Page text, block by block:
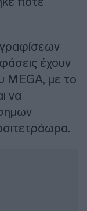
έχουν
MEGA, με το
να